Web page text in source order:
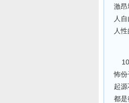
激昂
人
人
10.
怖份
起
都是